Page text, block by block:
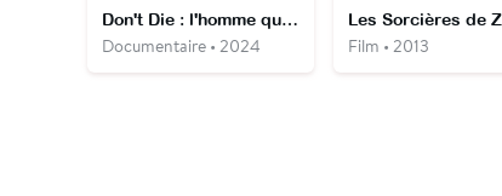
Don't Die : l'homme qui voulait être éternel
Documentaire • 2024 Film • 2013